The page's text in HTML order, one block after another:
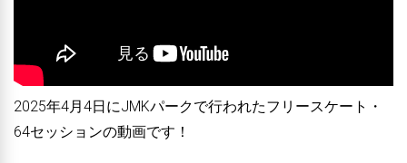
2025年4月4日にJMKパークで行われたフリースケート・
64セッションの動画です！